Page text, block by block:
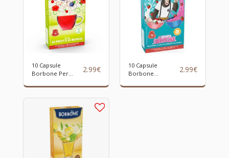
10 Capsule
Borbone Per
DI BOSCO
2.99€
10 Capsule
Borbone
CHEESECAKE” -
2.99€